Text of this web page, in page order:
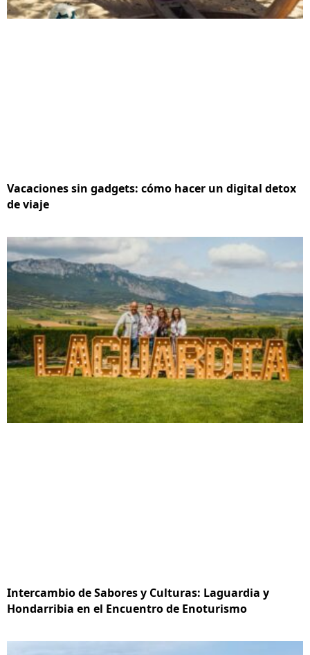
Vacaciones sin gadgets: cómo hacer un digital detox
de viaje
Intercambio de Sabores y Culturas: Laguardia y
Hondarribia en el Encuentro de Enoturismo